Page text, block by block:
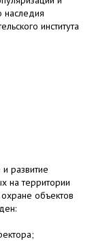
наследия
института
развитие
на территории
объектов